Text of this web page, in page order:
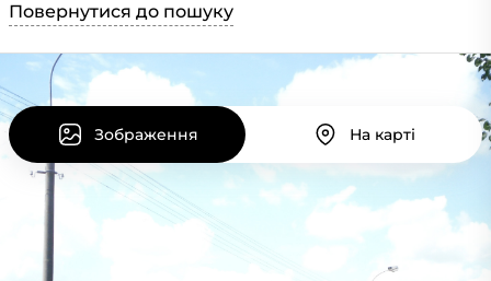
Повернутися до пошуку
Зображення На карті